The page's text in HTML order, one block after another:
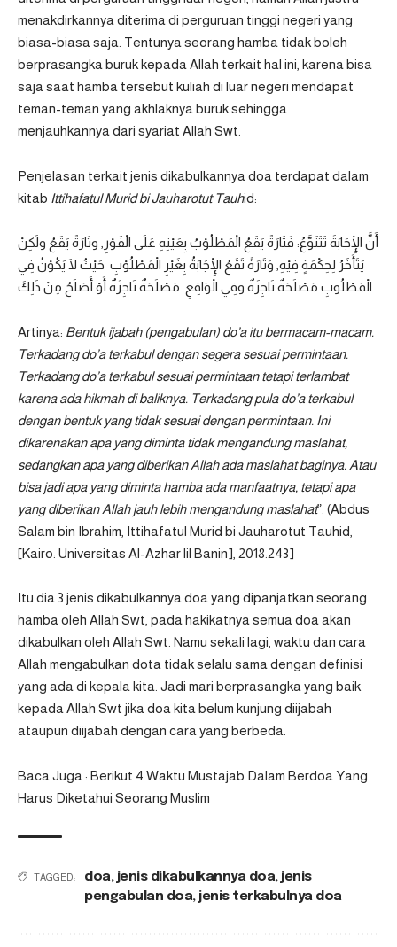
menakdirkannya diterima di perguruan tinggi negeri yang
biasa-biasa saja. Tentunya seorang hamba tidak boleh
berprasangka buruk kepada Allah terkait hal ini, karena bisa
saja saat hamba tersebut kuliah di luar negeri mendapat
teman-teman yang akhlaknya buruk sehingga
menjauhkannya dari syariat Allah Swt.
Penjelasan terkait jenis dikabulkannya doa terdapat dalam
kitab Ittihafatul Murid bi Jauharotut Tauhid:
أَنَّ الْإِجَابَةَ تَتَنَوَّعُ: فَتَارَةً يَقَعُ الْمَطْلُوْبُ بِعَيْنِهِ عَلَى الْفَوْرِ, وتَارَةً يَقَعُ ولَكِنْ
يَتَأَخَرُ لِحِكْمَةٍ فِيْهِ, وَتَارَةً تَقَعُ الْإِجَابَةُ بِغَيْرِ الْمَطْلُوْبِ حَيْثُ لَا يَكُوْنُ فِي
الْمَطْلُوبِ مَصْلَحَةٌ نَاجِزَةٌ وفِي الْوَاقِعِ مَصْلَحَةٌ نَاجِزَةٌ أَوْ أَصَلَحُ مِنْ ذَلِكَ
Artinya: Bentuk ijabah (pengabulan) do’a itu bermacam-macam.
Terkadang do’a terkabul dengan segera sesuai permintaan.
Terkadang do’a terkabul sesuai permintaan tetapi terlambat
karena ada hikmah di baliknya. Terkadang pula do’a terkabul
dengan bentuk yang tidak sesuai dengan permintaan. Ini
dikarenakan apa yang diminta tidak mengandung maslahat,
sedangkan apa yang diberikan Allah ada maslahat baginya. Atau
bisa jadi apa yang diminta hamba ada manfaatnya, tetapi apa
yang diberikan Allah jauh lebih mengandung maslahat”. (Abdus
Salam bin Ibrahim, Ittihafatul Murid bi Jauharotut Tauhid,
[Kairo: Universitas Al-Azhar lil Banin], 2018:243]
Itu dia 3 jenis dikabulkannya doa yang dipanjatkan seorang
hamba oleh Allah Swt, pada hakikatnya semua doa akan
dikabulkan oleh Allah Swt. Namu sekali lagi, waktu dan cara
Allah mengabulkan dota tidak selalu sama dengan definisi
yang ada di kepala kita. Jadi mari berprasangka yang baik
kepada Allah Swt jika doa kita belum kunjung diijabah
ataupun diijabah dengan cara yang berbeda.
Baca Juga : Berikut 4 Waktu Mustajab Dalam Berdoa Yang
Harus Diketahui Seorang Muslim
TAGGED: doa, jenis dikabulkannya doa, jenis
pengabulan doa, jenis terkabulnya doa